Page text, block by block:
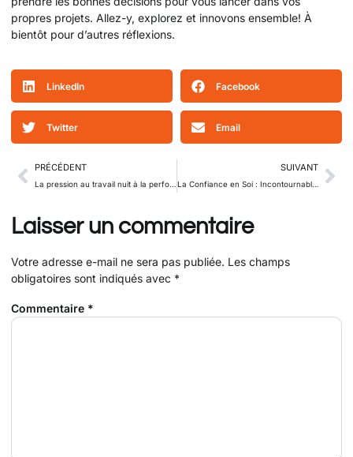
propres projets. Allez-y, explorez et innovons ensemble! À
bientôt pour d’autres réflexions.
LinkedIn Facebook
Twitter Email
PRÉCÉDENT
La pression au travail nuit à la performance
SUIVANT
La Confiance en Soi : Incontournable pour Réussir
Laisser un commentaire
Votre adresse e-mail ne sera pas publiée. Les champs
obligatoires sont indiqués avec *
Commentaire *